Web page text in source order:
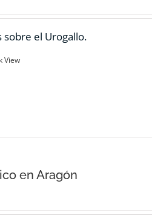
sobre el Urogallo.
View
en Aragón